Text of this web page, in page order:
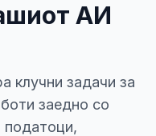
АИ
клучни задачи за
заедно со
податоци,